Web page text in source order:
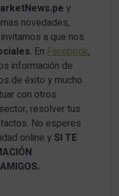
y
novedades,
a que nos
. En Facebook,
información de
de éxito y mucho
con otros
resolver tus
No esperes
online y SI TE